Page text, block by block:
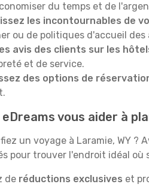
du temps et de
les incontournables de
ou de politiques d'accueil des
avis des clients sur les
et de service.
des options de
eDreams vous aider à
un voyage à Laramie, WY
pour trouver l'endroit idéal où
de réductions exclusives et